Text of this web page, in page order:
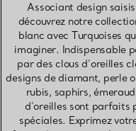
Associant design
découvrez notre
blanc avec Turquoises
imaginer. Indispensable
par des clous d’oreilles
designs de diamant, perle
rubis, saphirs,
d’oreilles sont parfaits
spéciales. Exprimez